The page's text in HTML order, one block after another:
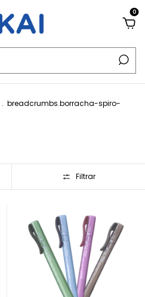
0
. breadcrumbs.borracha-spiro-
Filtrar